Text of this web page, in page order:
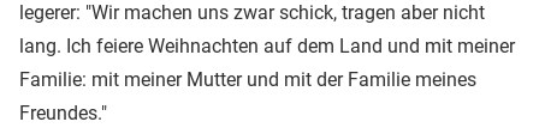
legerer: "Wir machen uns zwar schick, tragen aber nicht
lang. Ich feiere Weihnachten auf dem Land und mit meiner
Familie: mit meiner Mutter und mit der Familie meines
Freundes."